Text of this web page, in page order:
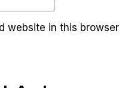
website in this browser